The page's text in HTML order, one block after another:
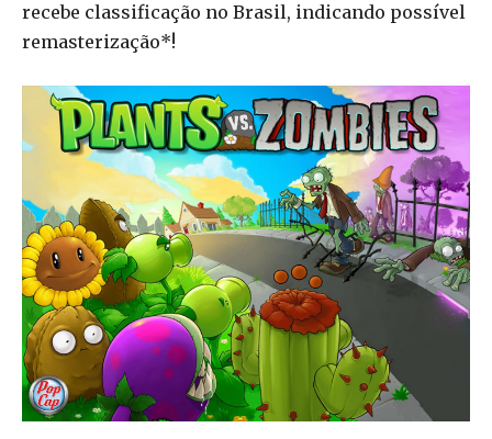
recebe classificação no Brasil, indicando possível
remasterização*!